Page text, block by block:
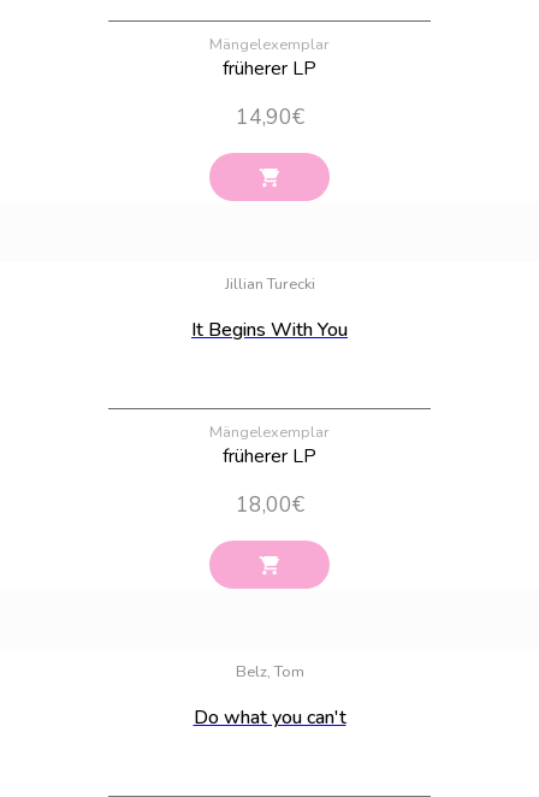
Mängelexemplar
früherer LP
14,90€
Jillian Turecki
It Begins With You
Mängelexemplar
früherer LP
18,00€
Belz, Tom
Do what you can't